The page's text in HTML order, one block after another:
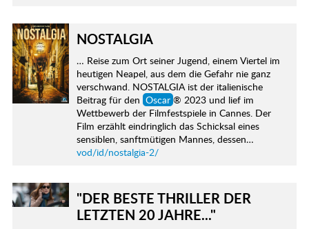
NOSTALGIA
… Reise zum Ort seiner Jugend, einem Viertel im
heutigen Neapel, aus dem die Gefahr nie ganz
verschwand. NOSTALGIA ist der italienische
Beitrag für den Oscar ® 2023 und lief im
Wettbewerb der Filmfestspiele in Cannes. Der
Film erzählt eindringlich das Schicksal eines
sensiblen, sanftmütigen Mannes, dessen…
vod/id/nostalgia-2/
"DER BESTE THRILLER DER
LETZTEN 20 JAHRE..."